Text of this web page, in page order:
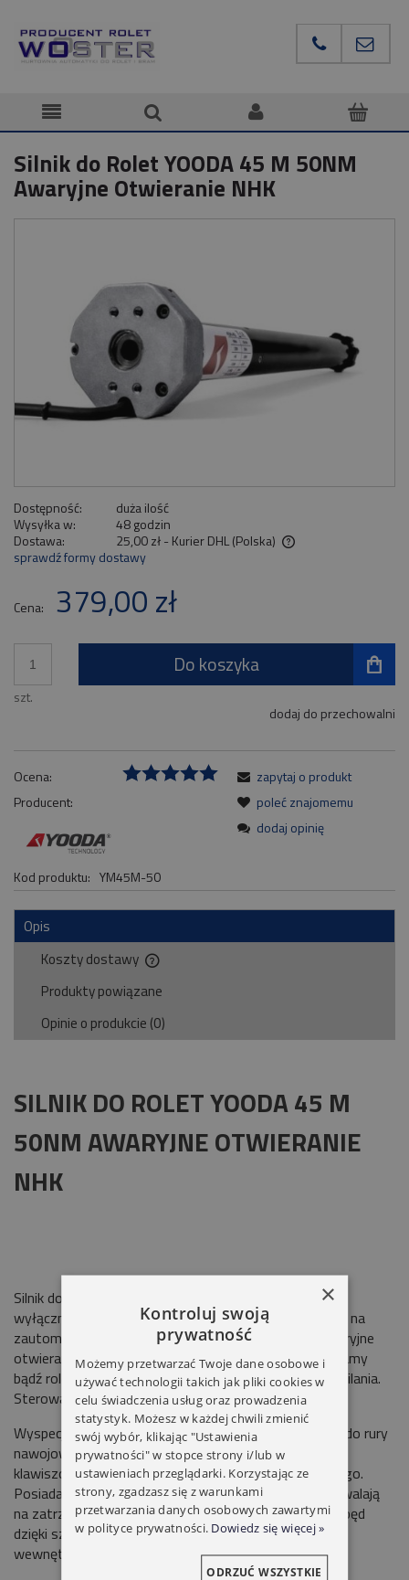
Silnik do Rolet YOODA 45 M 50NM
Awaryjne Otwieranie NHK
Dostępność:
duża ilość
Wysyłka w:
48 godzin
Dostawa:
25,00 zł - Kurier DHL (Polska)
Cena nie zawiera ewentualnych kosztów płatności
sprawdź formy dostawy
Cena: 379,00 zł
szt.
Do koszyka
dodaj do przechowalni
Ocena:
Producent:
Kod produktu: YM45M-50
zapytaj o produkt
poleć znajomemu
dodaj opinię
Opis
Koszty dostawy
Cena nie zawiera ewentualnych kosztów płatności
Produkty powiązane
Opinie o produkcie (0)
SILNIK DO ROLET YOODA 45 M
50NM AWARYJNE OTWIERANIE
NHK
Silnik do rolet
posiada mechaniczne
wyłączniki krańcowe. Standardowy napęd pozwalający na
zautomatyzowanie pracy rolet. Udźwig
. Awaryjne
otwieranie pozwalające na zwinięcie lub rozwinięcie bramy
bądź rolety przy pomocy korby, w przypadku braku zasilania.
Sterowanie przewodowe.
Wyspecjalizowany silnik radiowy do rolet montowany do rury
nawojowejØ60.Możliwość podłączenia przełącznika
klawiszowego bądź zewnętrznego odbiornika radiowego.
Posiada mechaniczne wyłączniki krańcowe, które pozwalają
na zatrzymanie silnika w ustawionej pozycji rolety. Napęd
dzięki szybkiej pracy można zastosować do rolet
wewnętrznych.
×
Kontroluj swoją
prywatność
Możemy przetwarzać Twoje dane osobowe i
używać technologii takich jak pliki cookies w
celu świadczenia usług oraz prowadzenia
statystyk. Możesz w każdej chwili zmienić
swój wybór, klikając "Ustawienia
prywatności" w stopce strony i/lub w
ustawieniach przeglądarki. Korzystając ze
strony, zgadzasz się z warunkami
przetwarzania danych osobowych zawartymi
w polityce prywatności. Dowiedz się więcej »
ODRZUĆ WSZYSTKIE